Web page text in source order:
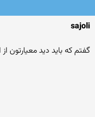
sajoli
گفتم که باید دید معیارتون